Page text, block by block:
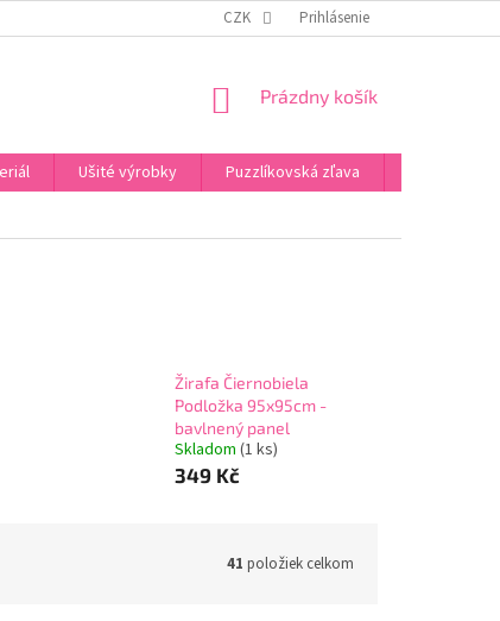
OCHRANY OSOBNÝCH ÚDAJOV PREHLÁSENIA
CZK Prihlásenie
NÁKUPNÝ
Prázdny košík
Ušité výrobky Puzzlíkovská zľava
Žirafa Čiernobiela
Podložka 95x95cm -
bavlnený panel
Skladom (1 ks)
349 Kč
41 položiek celkom